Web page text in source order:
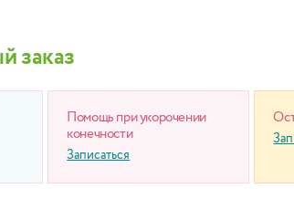
заказ
Помощь при укорочении
конечности
Записаться